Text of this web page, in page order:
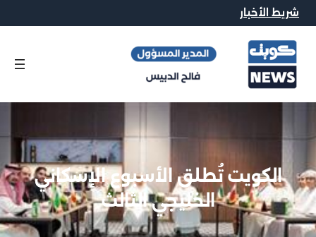
شريط الأخبار
الكويت تُطلق الأسبوع الإسكاني
الخليجي الثالث